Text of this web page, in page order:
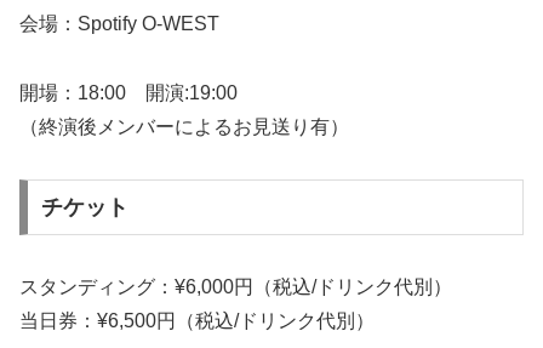
会場：Spotify O-WEST
開場：18:00 開演:19:00
（終演後メンバーによるお見送り有）
チケット
スタンディング：¥6,000円（税込/ドリンク代別）
当日券：¥6,500円（税込/ドリンク代別）